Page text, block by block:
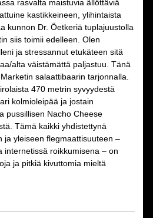
rasvalta maistuvia ällöttäviä
kastikkeineen, ylihintaista
kunnon Dr. Öetkeriä tuplajuustolla
siis toimii edelleen. Olen
ja stressannut etukäteen sitä
alta väistämättä paljastuu. Tänä
salaattibaarin tarjonnalla.
470 metrin syvyydestä
kolmioleipää ja jostain
pussillisen Nacho Cheese
Tämä kaikki yhdistettynä
ja yleiseen flegmaattisuuteen –
internetissä roikkumisena – on
ja pitkiä kivuttomia mieltä